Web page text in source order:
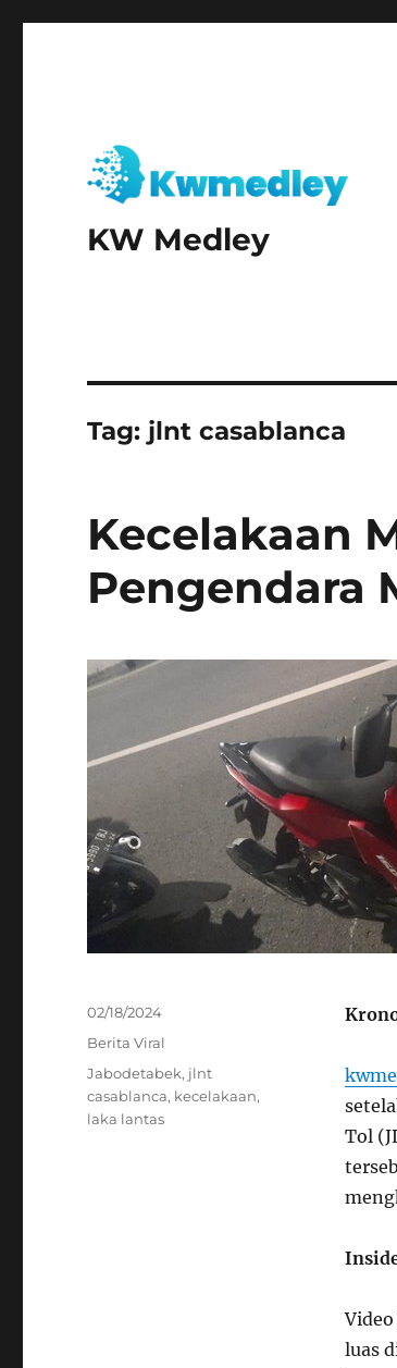
KW Medley
Tag: jlnt casablanca
Kecelakaan
Pengendara
Tol
luas
Posted
02/18/2024
Categories
Berita Viral
Tags
Jabodetabek, jlnt
casablanca, kecelakaan,
laka lantas